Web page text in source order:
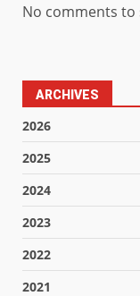
No comments to
ARCHIVES
2026
2025
2024
2023
2022
2021